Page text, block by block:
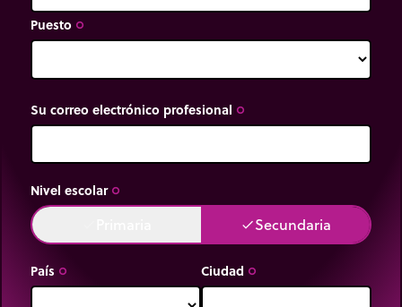
Puesto trip_origin
Su correo electrónico profesional trip_origin
Nivel escolar trip_origin
doneSecundaria
País trip_origin Ciudad trip_origin